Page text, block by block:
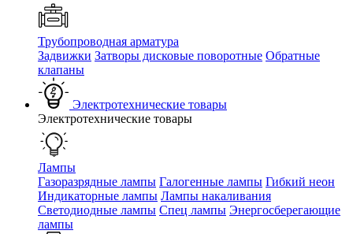
Трубопроводная арматура
Задвижки Затворы дисковые поворотные Обратные
клапаны
Электротехнические товары
Электротехнические товары
Лампы
Газоразрядные лампы Галогенные лампы Гибкий неон
Индикаторные лампы Лампы накаливания
Светодиодные лампы Спец лампы Энергосберегающие
лампы